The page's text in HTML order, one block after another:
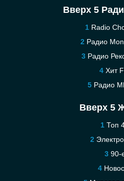
Вверх 5
Radio
Радио
Радио
Хит
Радио
Вверх 5
Топ
90-